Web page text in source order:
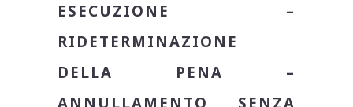
ESECUZIONE –
RIDETERMINAZIONE
DELLA PENA –
ANNULLAMENTO SENZA